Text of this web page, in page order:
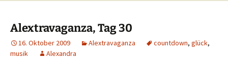
Alextravaganza, Tag 30
16. Oktober 2009 Alextravaganza countdown, glück,
musik
Alexandra